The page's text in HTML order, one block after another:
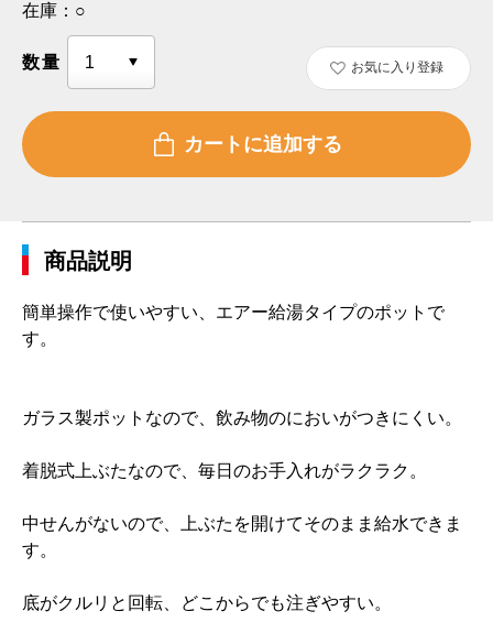
在庫： ○
数量 お気に入り登録
商品説明
簡単操作で使いやすい、エアー給湯タイプのポットで
す。
ガラス製ポットなので、飲み物のにおいがつきにくい。
着脱式上ぶたなので、毎日のお手入れがラクラク。
中せんがないので、上ぶたを開けてそのまま給水できま
す。
底がクルリと回転、どこからでも注ぎやすい。